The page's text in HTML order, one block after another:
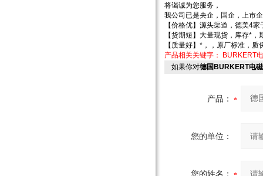
将谒诚为您服务，
我公司已是央企，国企，上市
【价格优】源头渠道，德美4
【货期短】大量现货，库存*，
【质量好】*，，原厂标准，质
产品相关关键字：
BURKERT
如果你对德国BURKERT电
产品：
您的单位：
您的姓名：